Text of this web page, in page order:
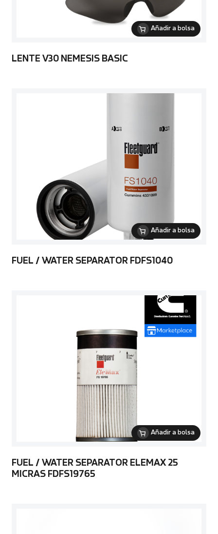
Añadir a bolsa
LENTE V30 NEMESIS BASIC
Añadir a bolsa
FUEL / WATER SEPARATOR FDFS1040
Añadir a bolsa
FUEL / WATER SEPARATOR ELEMAX 25
MICRAS FDFS19765